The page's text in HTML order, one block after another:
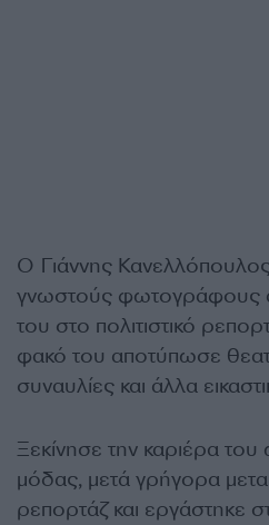
Ο Γιάννης
γνωστούς φωτογράφους
του στο πολιτιστικό
φακό του αποτύπωσε
συναυλίες και άλλα
Ξεκίνησε την καριέρα
μόδας, μετά γρήγορα
ρεπορτάζ και εργάστηκε